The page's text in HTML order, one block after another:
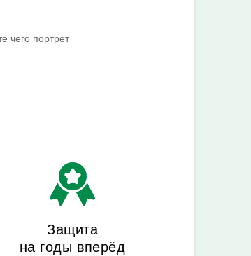
чего портрет
Защита
на годы вперёд